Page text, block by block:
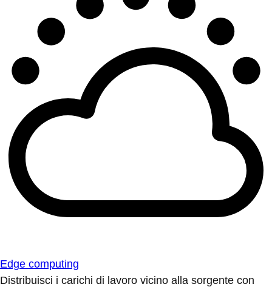
Edge computing
Distribuisci i carichi di lavoro vicino alla sorgente con